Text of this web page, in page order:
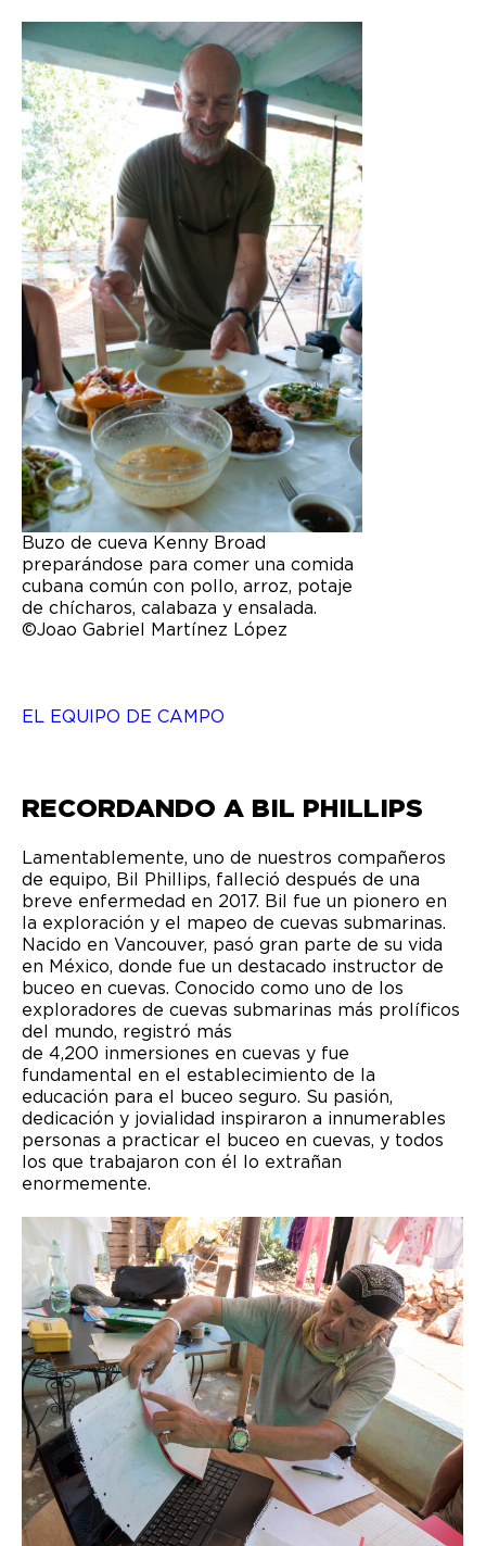
Buzo de cueva Kenny Broad
preparándose para comer una comida
cubana común con pollo, arroz, potaje
de chícharos, calabaza y ensalada.
©Joao Gabriel Martínez López
EL EQUIPO DE CAMPO
RECORDANDO A BIL PHILLIPS
Lamentablemente, uno de nuestros compañeros
de equipo, Bil Phillips, falleció después de una
breve enfermedad en 2017. Bil fue un pionero en
la exploración y el mapeo de cuevas submarinas.
Nacido en Vancouver, pasó gran parte de su vida
en México, donde fue un destacado instructor de
buceo en cuevas. Conocido como uno de los
exploradores de cuevas submarinas más prolíficos
del mundo, registró más
de 4,200 inmersiones en cuevas y fue
fundamental en el establecimiento de la
educación para el buceo seguro. Su pasión,
dedicación y jovialidad inspiraron a innumerables
personas a practicar el buceo en cuevas, y todos
los que trabajaron con él lo extrañan
enormemente.